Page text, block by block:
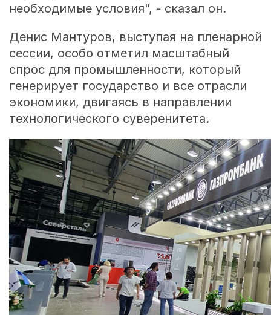
необходимые условия", - сказал он.
Денис Мантуров, выступая на пленарной
сессии, особо отметил масштабный
спрос для промышленности, который
генерирует государство и все отрасли
экономики, двигаясь в направлении
технологического суверенитета.